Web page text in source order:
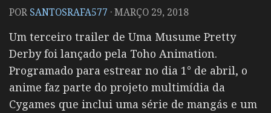
POR SANTOSRAFA577 ·MARÇO 29, 2018
Um terceiro trailer de Uma Musume Pretty
Derby foi lançado pela Toho Animation.
Programado para estrear no dia 1° de abril, o
anime faz parte do projeto multimídia da
Cygames que inclui uma série de mangás e um